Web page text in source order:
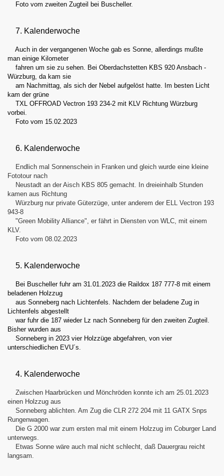
Foto vom zweiten Zugteil bei Buscheller.
7. Kalenderwoche
Auch in der vergangenen Woche gab es Sonne, allerdings mußte
man einige Kilometer
fahren um sie zu sehen. Bei Oberdachstetten KBS 920 Ansbach -
Würzburg, da kam sie
am Nachmittag, als sich der Nebel aufgelöst hatte. Im besten Licht
kam der grüne
TXL OFFROAD Vectron 193 234-2 mit KLV Richtung Würzburg
vorbei.
Foto vom 15.02.2023
6. Kalenderwoche
Endlich mal Sonnenschein in Franken und gleich wurde eine kleine
Fototour nach
Neustadt an der Aisch KBS 805 gemacht. In dreieinhalb Stunden
kamen aus Richtung
Würzburg nur private Güterzüge, unter anderem der ELL Vectron 193
943-8
"Green Mobility Alliance", er fährt in Diensten von WLC, mit einem
KLV.
Foto vom 08.02.2023
5. Kalenderwoche
Bei Buscheller fuhr am 31.01.2023 die Raildox 187 777-8 mit einem
beladenen Holzzug
aus Sonneberg nach Lichtenfels. Nachdem der beladene Zug in
Lichtenfels abgestellt
war fuhr die 187 wieder Lz nach Sonneberg für den zweiten Zugteil.
Bisher wurden aus
Sonneberg in 2023 vier Holzzüge abgefahren, von vier
unterschiedlichen EVU´s.
4. Kalenderwoche
Zwischen Haarbrücken und Mönchröden konnte ich am 25.01.2023
einen Holzzug aus
Sonneberg ablichten. Am Zug die CLR 272 204 mit 11 GATX Snps
Rungenwagen.
Die G 2000 war zum ersten mal mit einem Holzzug im Coburger Land
unterwegs.
Etwas Sonne wäre auch mal nicht schlecht, daß Dauergrau reicht
langsam.